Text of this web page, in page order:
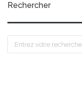
Rechercher